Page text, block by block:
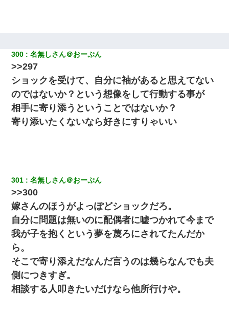
300 名無しさん＠おーぷん
>>297
ショックを受けて、自分に袖があると思えてない
のではないか？という想像をして行動する事が
相手に寄り添うということではないか？
寄り添いたくないなら好きにすりゃいい
301 名無しさん＠おーぷん
>>300
嫁さんのほうがよっぽどショックだろ。
自分に問題は無いのに配偶者に嘘つかれて今まで
我が子を抱くという夢を蔑ろにされてたんだか
ら。
そこで寄り添えだなんだ言うのは幾らなんでも夫
側につきすぎ。
相談する人叩きたいだけなら他所行けや。